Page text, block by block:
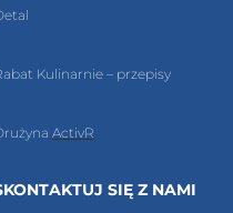
Kulinarnie – przepisy
ActivR
SIĘ Z NAMI